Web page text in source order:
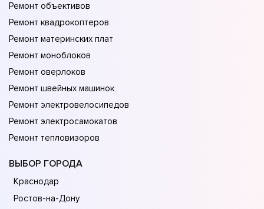
Ремонт объективов
Ремонт квадрокоптеров
Ремонт материнских плат
Ремонт моноблоков
Ремонт оверлоков
Ремонт швейных машинок
Ремонт электровелосипедов
Ремонт электросамокатов
Ремонт тепловизоров
ВЫБОР ГОРОДА
Краснодар
Ростов-на-Дону